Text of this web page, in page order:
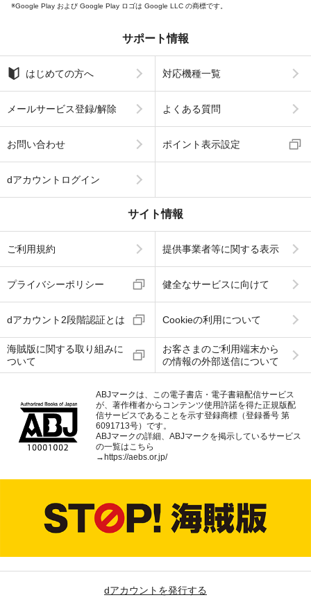
Google Play および Google Play ロゴは Google LLC の商標です。
サポート情報
はじめての方へ 対応機種一覧
メールサービス登録/解除 よくある質問
お問い合わせ ポイント表示設定
dアカウントログイン
サイト情報
ご利用規約 提供事業者等に関する表示
プライバシーポリシー 健全なサービスに向けて
dアカウント2段階認証とは Cookieの利用について
海賊版に関する取り組みに
ついて
お客さまのご利用端末から
の情報の外部送信について
ABJマークは、この電子書店・電子書籍配信サービス
が、著作権者からコンテンツ使用許諾を得た正規版配
信サービスであることを示す登録商標（登録番号 第
6091713号）です。
ABJマークの詳細、ABJマークを掲示しているサービス
の一覧はこちら
→ https://aebs.or.jp/
dアカウントを発行する